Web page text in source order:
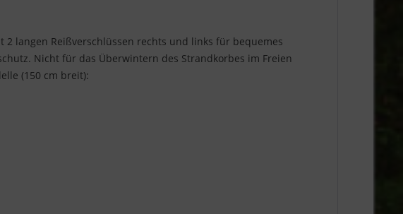
langen Reißverschlüssen rechts und links für bequemes
Nicht für das Überwintern des Strandkorbes im Freien
(150 cm breit):